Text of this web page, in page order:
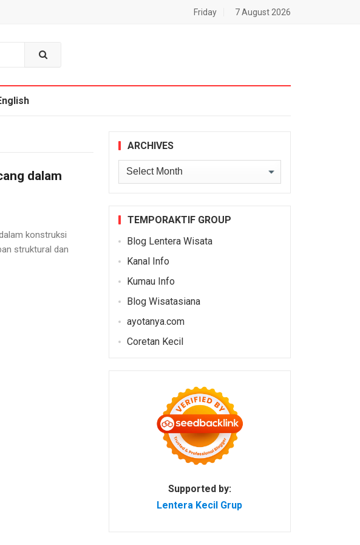
Friday 7 August 2026
dalam
konstruksi
struktural dan
ARCHIVES
Archives
TEMPORAKTIF GROUP
Blog Lentera Wisata
Kanal Info
Kumau Info
Blog Wisatasiana
ayotanya.com
Coretan Kecil
Supported by:
Lentera Kecil Grup